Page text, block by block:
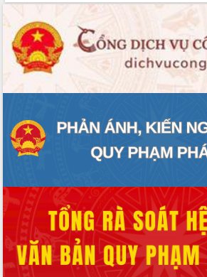
Hòn Yến phát triển du lịch gắn với bảo
tồn biển
Lấy ý kiến điều chỉnh Quy hoạch tỉnh
Đắk Lắk thời kỳ 2021-2030, tầm nhìn
đến năm 2050
ven biển
Đắk Lắk nỗ lực thúc đẩy tăng trưởng
kinh tế từ 10% trở lên trong Quý
chuyển đổi số giai đoạn 2026 – 2030
với Tập đoàn Bưu chính Viễn thông
Việt Nam
Thứ trưởng Bộ Y tế làm việc với tỉnh
Đắk Lắk về phát triển nhân lực y tế
cho trạm y tế cấp xã